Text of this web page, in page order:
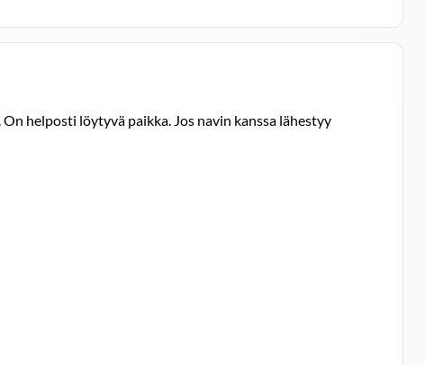
helposti löytyvä paikka. Jos navin kanssa lähestyy